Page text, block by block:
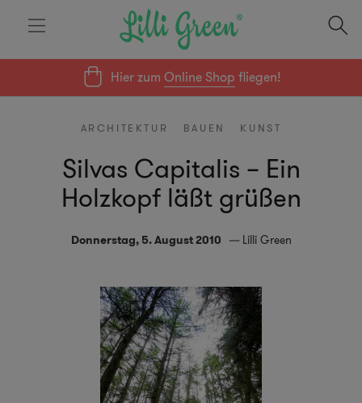
Hier zumOnline Shop fliegen!
ARCHITEKTUR BAUEN KUNST
Silvas Capitalis – Ein
Holzkopf läßt grüßen
Donnerstag, 5. August 2010 Lilli Green